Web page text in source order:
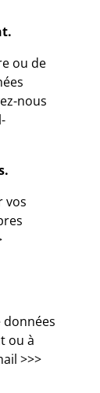
ou de
nous
vos
données
ou à
>>>